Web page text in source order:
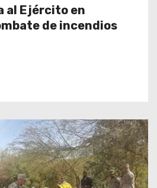
al Ejército en
de incendios